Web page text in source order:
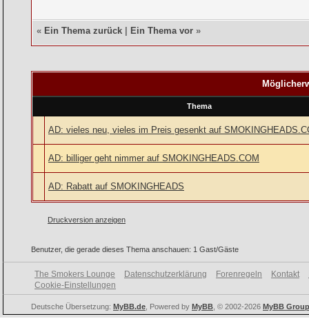
« Ein Thema zurück Ein Thema vor »
Thema
AD: vieles neu, vieles im Preis gesenkt auf
AD: billiger geht nimmer auf SMOKINGHEADS.COM
AD: Rabatt auf SMOKINGHEADS
Druckversion anzeigen
Benutzer, die gerade dieses Thema anschauen: 1 Gast/Gäste
The Smokers Lounge Datenschutzerklärung Forenregeln Kontakt
Cookie-Einstellungen
Deutsche Übersetzung: MyBB.de , Powered by MyBB , © 2002-2026 MyBB Group